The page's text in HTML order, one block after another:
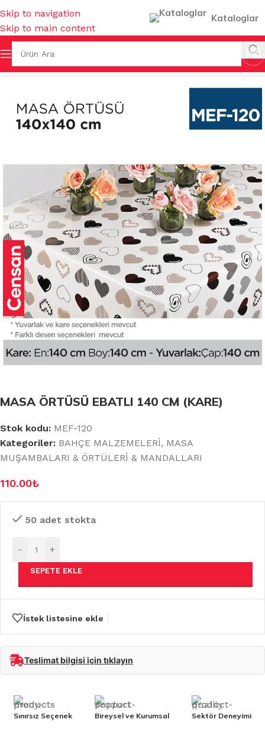
Skip to navigation
Skip to main content
Kataloglar
MASA MUŞAMBALARI & ÖRTÜLERİ & MANDALLARI
MASA ÖRTÜSÜ EBATLI 140 CM (KARE)
Stok kodu: MEF-120
Kategoriler: BAHÇE MALZEMELERİ, MASA
MUŞAMBALARI & ÖRTÜLERİ & MANDALLARI
110.00₺
50 adet stokta
- +
SEPETE EKLE
İstek listesine ekle
Teslimat bilgisi için tıklayın
Sınırsız Seçenek Bireysel ve Kurumsal Sektör Deneyimi